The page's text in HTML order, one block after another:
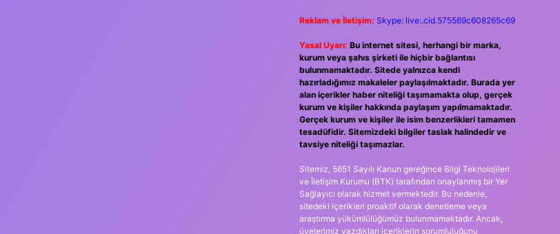
Reklam ve İletişim: Skype: live:.cid.575569c608265c69
Yasal Uyarı: Bu internet sitesi, herhangi bir marka,
kurum veya şahıs şirketi ile hiçbir bağlantısı
bulunmamaktadır. Sitede yalnızca kendi
hazırladığımız makaleler paylaşılmaktadır. Burada yer
alan içerikler haber niteliği taşımamakta olup, gerçek
kurum ve kişiler hakkında paylaşım yapılmamaktadır.
Gerçek kurum ve kişiler ile isim benzerlikleri tamamen
tesadüfidir. Sitemizdeki bilgiler taslak halindedir ve
tavsiye niteliği taşımazlar.
Sitemiz, 5651 Sayılı Kanun gereğince Bilgi Teknolojileri
ve İletişim Kurumu (BTK) tarafından onaylanmış bir Yer
Sağlayıcı olarak hizmet vermektedir. Bu nedenle,
sitedeki içerikleri proaktif olarak denetleme veya
araştırma yükümlülüğümüz bulunmamaktadır. Ancak,
üyelerimiz yazdıkları içeriklerin sorumluluğunu